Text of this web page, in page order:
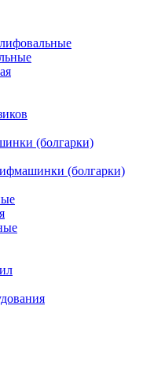
(болгарки)
(болгарки)